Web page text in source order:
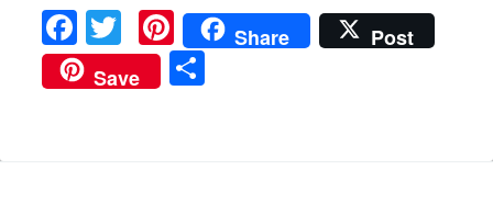
F
a
c
T
w
it
Pi
n
te
Share
Post
Save